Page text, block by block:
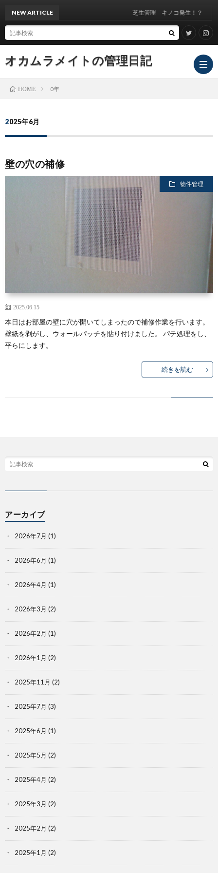
オカムラメイトの管理日記
NEW ARTICLE 芝生管理 キノコ発生！？
HOME 0年
2025年6月
壁の穴の補修
物件管理
2025.06.15
本日はお部屋の壁に穴が開いてしまったので補修作業を行います。
壁紙を剥がし、ウォールパッチを貼り付けました。 パテ処理をし、
平らにします。
続きを読む
アーカイブ
2026年7月 (1)
2026年6月 (1)
2026年4月 (1)
2026年3月 (2)
2026年2月 (1)
2026年1月 (2)
2025年11月 (2)
2025年7月 (3)
2025年6月 (1)
2025年5月 (2)
2025年4月 (2)
2025年3月 (2)
2025年2月 (2)
2025年1月 (2)